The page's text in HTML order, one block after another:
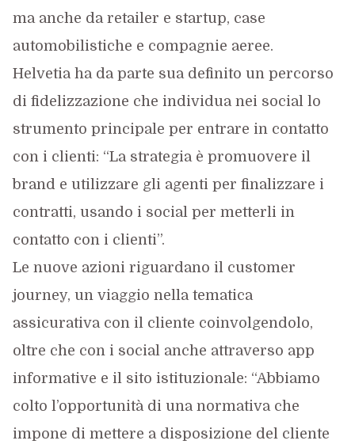
ma anche da retailer e startup, case
automobilistiche e compagnie aeree.
Helvetia ha da parte sua definito un percorso
di fidelizzazione che individua nei social lo
strumento principale per entrare in contatto
con i clienti: “La strategia è promuovere il
brand e utilizzare gli agenti per finalizzare i
contratti, usando i social per metterli in
contatto con i clienti”.
Le nuove azioni riguardano il customer
journey, un viaggio nella tematica
assicurativa con il cliente coinvolgendolo,
oltre che con i social anche attraverso app
informative e il sito istituzionale: “Abbiamo
colto l’opportunità di una normativa che
impone di mettere a disposizione del cliente